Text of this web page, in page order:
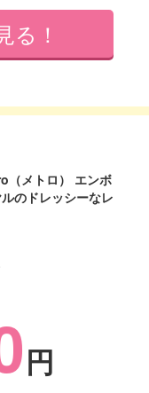
（メトロ） エンボ
のドレッシーなレ
円